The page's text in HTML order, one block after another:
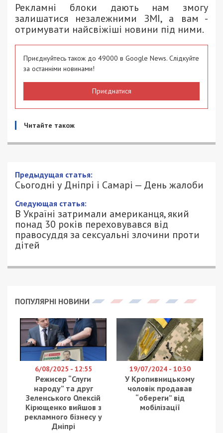
Рекламні блоки дають нам змогу
залишатися незалежними ЗМІ, а вам -
отримувати найсвіжіші новини під ними.
Приєднуйтесь також до 49000 в Google News. Слідкуйте
за останніми новинами!
Приєднатися
Читайте також
Предыдущая статья:
Сьогодні у Дніпрі і Самарі — День жалоби
Следующая статья:
В Україні затримали американця, який
понад 30 років переховувався від
правосуддя за сексуальні злочини проти
дітей
ПОПУЛЯРНІ НОВИНИ
6/08/2025 - 12:55
Режисер “Слуги
народу” та друг
Зеленського Олексій
Кірющенко вийшов з
рекламного бізнесу у
Дніпрі
19/07/2024 - 10:30
У Кропивницькому
чоловік продавав
“обереги” від
мобілізації